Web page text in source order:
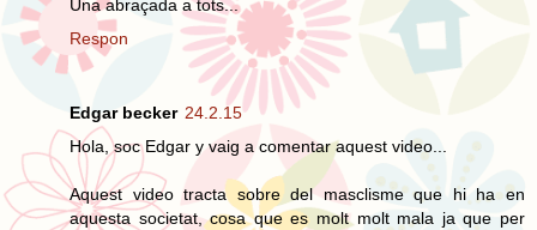
Una abraçada a tots...
Respon
Edgar becker 24.2.15
Hola, soc Edgar y vaig a comentar aquest video...
Aquest video tracta sobre del masclisme que hi ha en
aquesta societat, cosa que es molt molt mala ja que per